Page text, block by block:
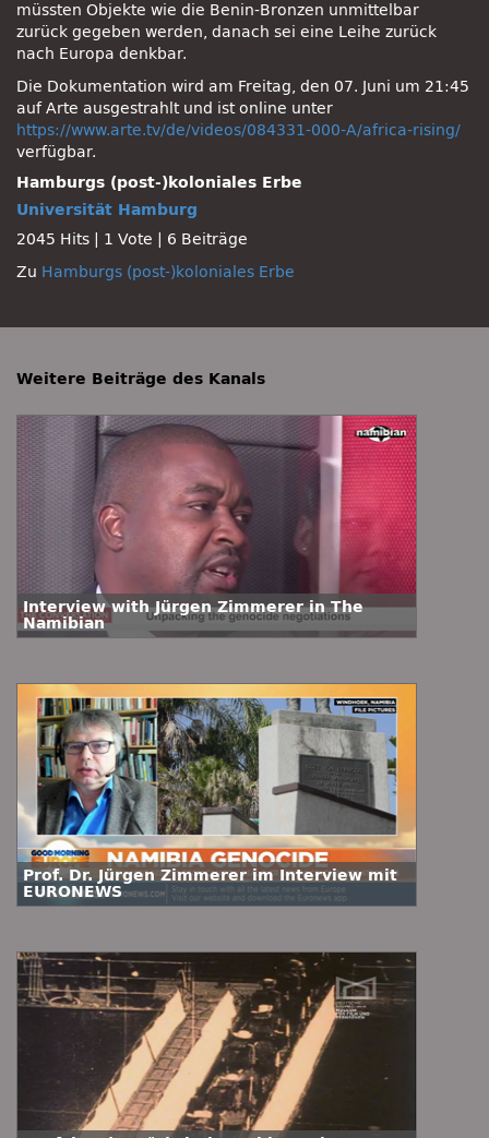
müssten Objekte wie die Benin-Bronzen unmittelbar
zurück gegeben werden, danach sei eine Leihe zurück
nach Europa denkbar.
Die Dokumentation wird am Freitag, den 07. Juni um 21:45
auf Arte ausgestrahlt und ist online unter
https://www.arte.tv/de/videos/084331-000-A/africa-rising/
verfügbar.
Hamburgs (post-)koloniales Erbe
Universität Hamburg
2045 Hits
1 Vote
6 Beiträge
Zu Hamburgs (post-)koloniales Erbe
Weitere Beiträge des Kanals
Interview with Jürgen Zimmerer in The
Namibian
Prof. Dr. Jürgen Zimmerer im Interview mit
EURONEWS